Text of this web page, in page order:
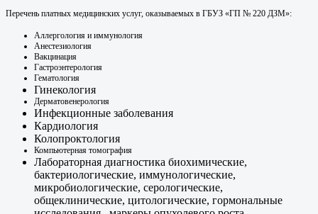
Перечень платных медицинских услуг, оказываемых в ГБУЗ «ГП № 220 ДЗМ»:
Аллергология и иммунология
Анестезиология
Вакцинация
Гастроэнтерология
Гематология
Гинекология
Дерматовенерология
Инфекционные заболевания
Кардиология
Колопроктология
Компьютерная томография
Лабораторная диагностика биохимические,
бактериологические, иммунологические,
микробиологические, серологические,
общеклинические, цитологические, гормональные